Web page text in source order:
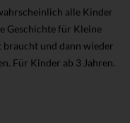
alle Kinder
Geschichte für Kleine
braucht und dann wieder
Für Kinder ab 3 Jahren.